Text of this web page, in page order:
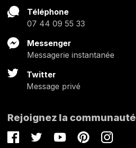
Téléphone
07 44 09 55 33
Messenger
Messagerie instantanée
Twitter
Message privé
Rejoignez la communauté
FacebookTwitterYoutubePinterestInstagram